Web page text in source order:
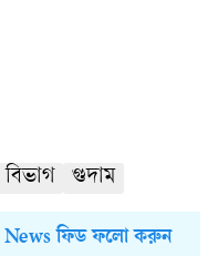
বিভাগ গুদাম
News ফিড ফলো করুন